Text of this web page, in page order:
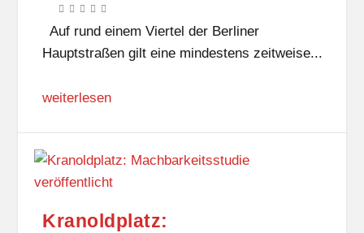
Auf rund einem Viertel der Berliner
Hauptstraßen gilt eine mindestens zeitweise...
weiterlesen
Kranoldplatz: